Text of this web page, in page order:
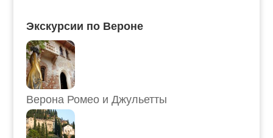
Экскурсии по Вероне
Верона Ромео и Джульетты